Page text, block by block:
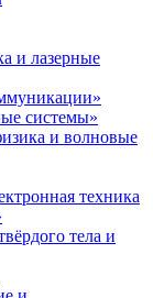
и лазерные
системы»
и волновые
техника
тела и